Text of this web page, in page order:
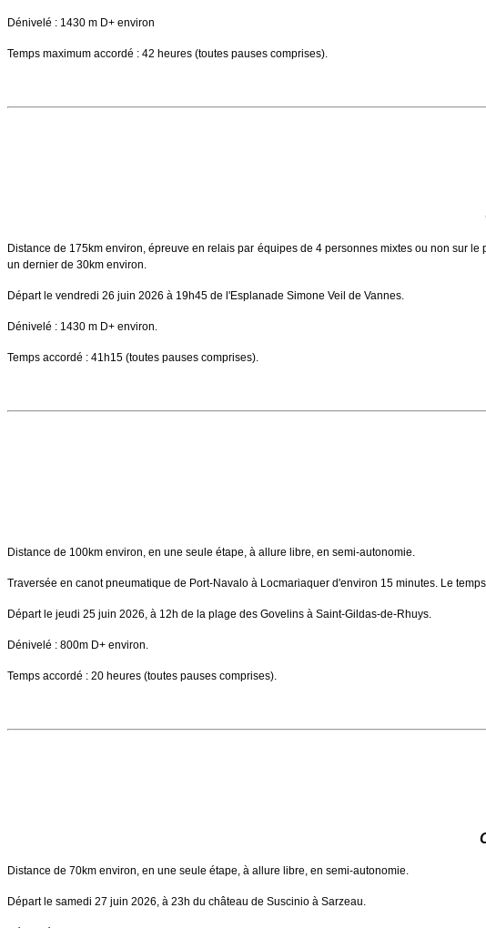
Dénivelé : 1430 m D+ environ
Temps maximum accordé : 42 heures (toutes pauses comprises).
Distance de 175km environ, épreuve en relais par équipes de 4 personnes mixtes ou non sur
un dernier de 30km environ.
Départ le vendredi 26 juin 2026 à 19h45 de l'Esplanade Simone Veil de Vannes.
Dénivelé : 1430 m D+ environ.
Temps accordé : 41h15 (toutes pauses comprises).
Distance de 100km environ, en une seule étape, à allure libre, en semi-autonomie.
Traversée en canot pneumatique de Port-Navalo à Locmariaquer d'environ 15 minutes. Le
Départ le jeudi 25 juin 2026, à 12h de la plage des Govelins à Saint-Gildas-de-Rhuys.
Dénivelé : 800m D+ environ.
Temps accordé : 20 heures (toutes pauses comprises).
Distance de 70km environ, en une seule étape, à allure libre, en semi-autonomie.
Départ le samedi 27 juin 2026, à 23h du château de Suscinio à Sarzeau.